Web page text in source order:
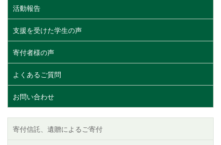
活動報告
支援を受けた学生の声
寄付者様の声
よくあるご質問
お問い合わせ
寄付信託、遺贈によるご寄付